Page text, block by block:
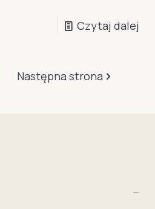
Czytaj dalej
Następna strona